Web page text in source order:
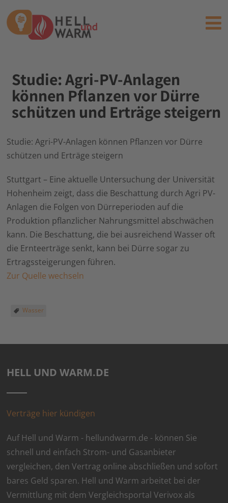
Studie: Agri-PV-Anlagen
können Pflanzen vor Dürre
schützen und Erträge steigern
Studie: Agri-PV-Anlagen können Pflanzen vor Dürre
schützen und Erträge steigern
Stuttgart – Eine aktuelle Untersuchung der Universität
Hohenheim zeigt, dass die Beschattung durch Agri PV-
Anlagen die Folgen von Dürreperioden auf die
Produktion pflanzlicher Nahrungsmittel abschwächen
kann. Die Beschattung, die bei ausreichend Wasser oft
die Ernteerträge senkt, kann bei Dürre sogar zu
Ertragssteigerungen führen.
Zur Quelle wechseln
Wasser
HELL UND WARM.DE
Verträge hier kündigen
Auf Hell und Warm - hellundwarm.de - können Sie
schnell und einfach Strom- und Gasanbieter
vergleichen, den Vertrag online abschließen und sofort
bares Geld sparen. Hell und Warm arbeitet bei der
Vermittlung mit dem Vergleichsportal Verivox als